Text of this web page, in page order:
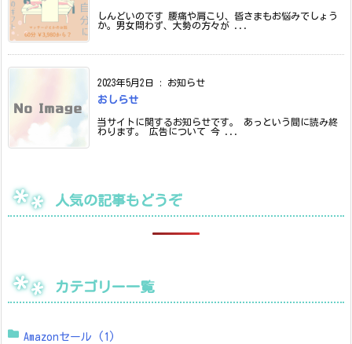
しんどいのです 腰痛や肩こり、皆さまもお悩みでしょう
か。男女問わず、大勢の方々が ...
2023年5月2日 : お知らせ
おしらせ
当サイトに関するお知らせです。 あっという間に読み終
わります。 広告について 今 ...
人気の記事もどうぞ
カテゴリー一覧
Amazonセール (1)